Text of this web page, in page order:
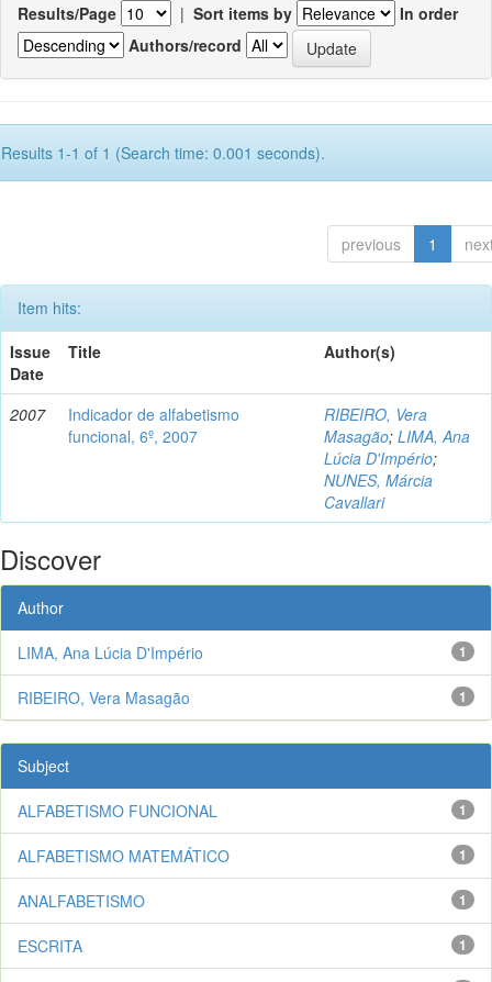
Results/Page | Sort items by
In order
Authors/record
Results 1-1 of 1 (Search time: 0.001 seconds).
previous 1
Item hits:
Issue
Date
Title Author(s)
2007
Indicador de alfabetismo
funcional, 6º, 2007
RIBEIRO, Vera
Masagão; LIMA, Ana
Lúcia D'Império;
NUNES, Márcia
Cavallari
Discover
Author
1
LIMA, Ana Lúcia D'Império
1
RIBEIRO, Vera Masagão
Subject
1
ALFABETISMO FUNCIONAL
1
ALFABETISMO MATEMÁTICO
1
ANALFABETISMO
1
ESCRITA